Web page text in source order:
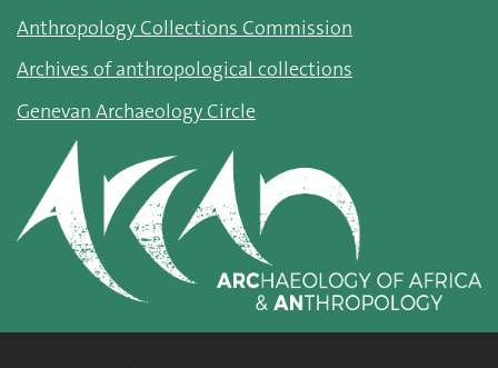
Anthropology Collections Commission
Archives of anthropological collections
Genevan Archaeology Circle